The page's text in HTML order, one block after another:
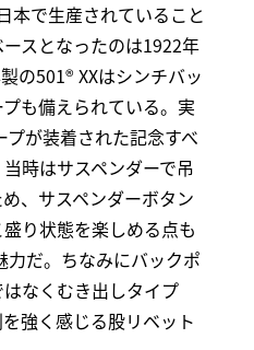
で生産されていること
スとなったのは1922年
の501® XXはシンチバッ
も備えられている。実
が装着された記念すべ
時はサスペンダーで吊
、サスペンダーボタン
り状態を楽しめる点も
だ。ちなみにバックポ
なくむき出しタイプ
強く感じる股リベット